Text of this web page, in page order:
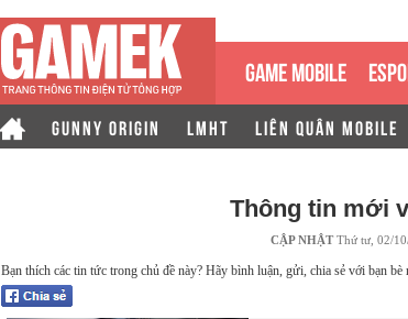
GAME MOBILE
GUNNY ORIGIN LMHT LIÊN QUÂN MOBILE
Thông tin mới
CẬP NHẬTThứ tư, 02/
Bạn thích các tin tức trong chủ đề này? Hãy bình luận, gửi, chia sẻ với bạn bè